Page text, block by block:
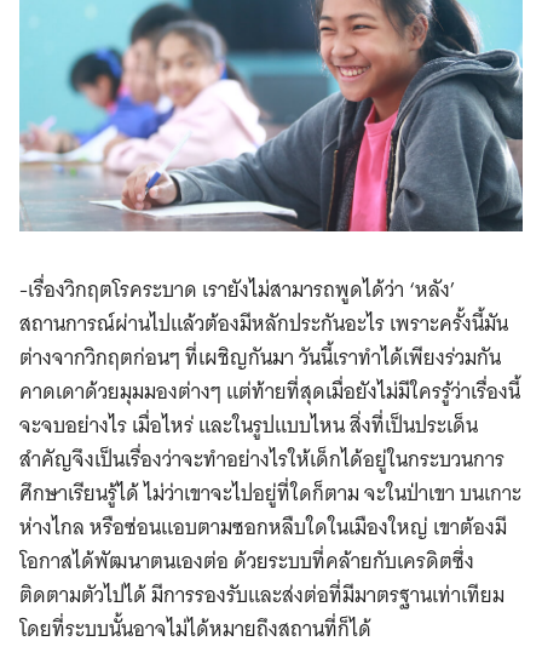
-เรื่องวิกฤตโรคระบาด เรายังไม่สามารถพูดได้ว่า ‘หลัง’
สถานการณ์ผ่านไปแล้วต้องมีหลักประกันอะไร เพราะครั้งนี้มัน
ต่างจากวิกฤตก่อนๆ ที่เผชิญกันมา วันนี้เราทำได้เพียงร่วมกัน
คาดเดาด้วยมุมมองต่างๆ แต่ท้ายที่สุดเมื่อยังไม่มีใครรู้ว่าเรื่องนี้
จะจบอย่างไร เมื่อไหร่ และในรูปแบบไหน สิ่งที่เป็นประเด็น
สำคัญจึงเป็นเรื่องว่าจะทำอย่างไรให้เด็กได้อยู่ในกระบวนการ
ศึกษาเรียนรู้ได้ ไม่ว่าเขาจะไปอยู่ที่ใดก็ตาม จะในป่าเขา บนเกาะ
ห่างไกล หรือซ่อนแอบตามซอกหลืบใดในเมืองใหญ่ เขาต้องมี
โอกาสได้พัฒนาตนเองต่อ ด้วยระบบที่คล้ายกับเครดิตซึ่ง
ติดตามตัวไปได้ มีการรองรับและส่งต่อที่มีมาตรฐานเท่าเทียม
โดยที่ระบบนั้นอาจไม่ได้หมายถึงสถานที่ก็ได้